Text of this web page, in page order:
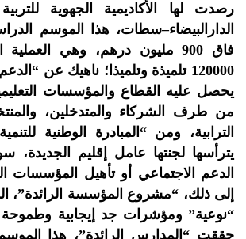
رصدت لها الأكاديمية الجهوية
الدارالبيضاء–سطات، هذا الموسم
فاق 900 مليون درهم، وهي
120000 تلميذة وتلميذا؛ ناهيك عن
يحصل عليه القطاع والمؤسسات
من طرف الشركاء والمتدخلين،
الترابية، ومن “المبادرة الوطنية
يترأسها لجنتها عامل إقليم
الدعم الاجتماعي أو تأهيل المؤسسات
إلى ذلك، “مشروع المؤسسة الرائدة”،
“نوعية” ومؤشرات جد إيجابية
حققت “المدارس الرائدة”، هذا